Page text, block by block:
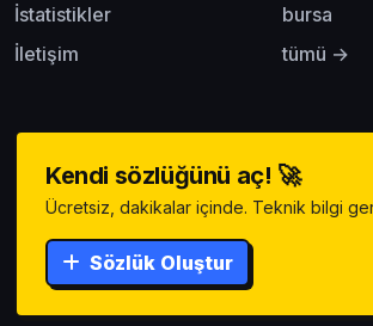
İstatistikler
İletişim
bursa
tümü →
Kendi sözlüğünü aç! 🚀
Ücretsiz, dakikalar içinde. Teknik bilgi
Sözlük Oluştur